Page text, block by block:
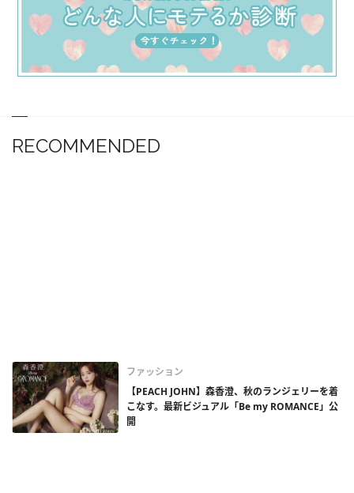
RECOMMENDED
ファッション
【PEACH JOHN】森香澄、秋のランジェリーを着
こなす。最新ビジュアル「Be my ROMANCE」公
開